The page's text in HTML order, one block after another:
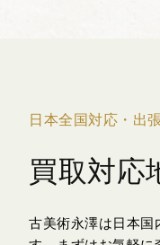
日本全国対応・出
買取対応
古美術永澤は日本国